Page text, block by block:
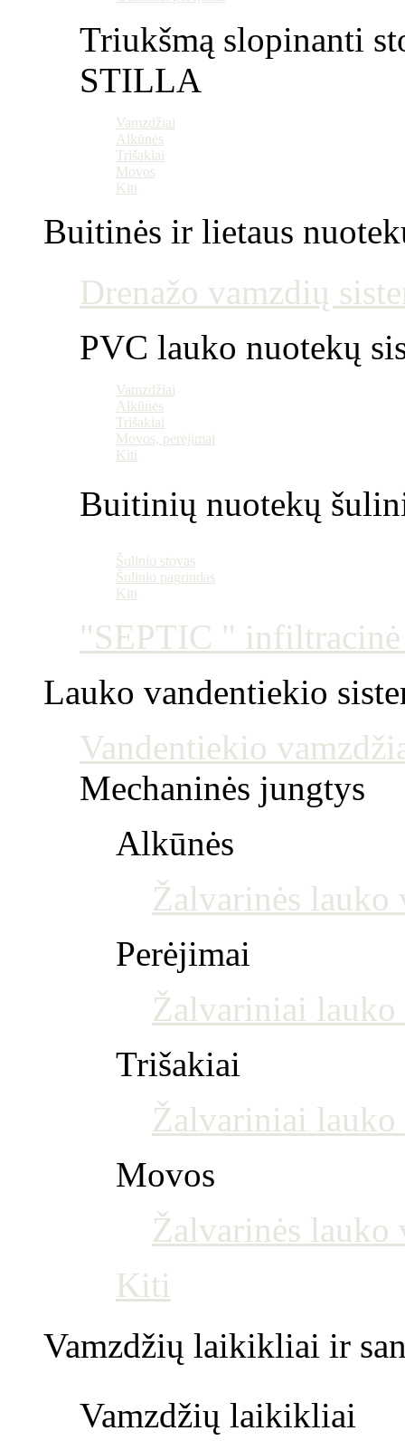
Triukšmą slopinanti
STILLA
Vamzdžiai
Alkūnės
Trišakiai
Movos
Kiti
Buitinės ir lietaus
Drenažo vamzdių
PVC lauko nuotekų
Vamzdžiai
Alkūnės
Trišakiai
Movos, perėjimai
Kiti
Buitinių nuotekų
Šulinio stovas
Šulinio pagrindas
Kiti
"SEPTIC "
Lauko vandentiekio
Vandentiekio
Mechaninės jungtys
Alkūnės
Žalvarinės lauko
Perėjimai
Žalvariniai
Trišakiai
Žalvariniai
Movos
Žalvarinės lauko
Kiti
Vamzdžių laikikliai ir
Vamzdžių laikikliai